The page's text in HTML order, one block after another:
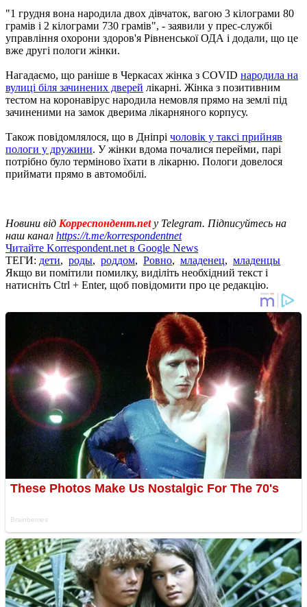
"1 грудня вона народила двох дівчаток, вагою 3 кілограми 80
грамів і 2 кілограми 730 грамів", - заявили у прес-службі
управління охорони здоров'я Рівненської ОДА і додали, що це
вже другі пологи жінки.
Нагадаємо, що раніше в Черкасах жінка з COVID народила на
вулиці біля зачинених дверей лікарні. Жінка з позитивним
тестом на коронавірус народила немовля прямо на землі під
зачиненими на замок дверима лікарняного корпусу.
Також повідомлялося, що в Дніпрі чоловік у таксі прийняв
пологи у дружини. У жінки вдома почалися перейми, парі
потрібно було терміново їхати в лікарню. Пологи довелося
приймати прямо в автомобілі.
Новини від Корреспондент.netу Telegram. Підписуйтесь на
наш канал https://t.me/korrespondentnet
Читайте Korrespondent.net в Google News
ТЕГИ: дети, роды, роддом, Ровно, младенец, младенцы
Якщо ви помітили помилку, виділіть необхідний текст і
натисніть Ctrl + Enter, щоб повідомити про це редакцію.